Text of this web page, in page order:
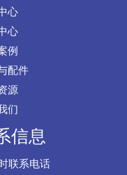
心
心
例
配件
源
们
信息
联系电话